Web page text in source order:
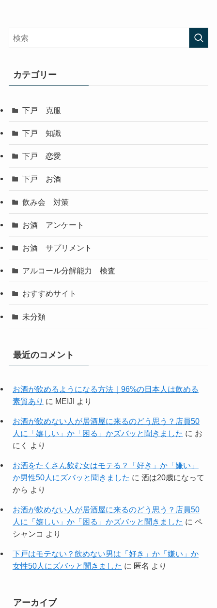
カテゴリー
下戸 克服
下戸 知識
下戸 恋愛
下戸 お酒
飲み会 対策
お酒 アンケート
お酒 サプリメント
アルコール分解能力 検査
おすすめサイト
未分類
最近のコメント
お酒が飲めるようになる方法｜96%の日本人は飲める
素質あり に MEIJI より
お酒が飲めない人が居酒屋に来るのどう思う？店員50
人に「嬉しい」か「困る」かズバッと聞きました に お
にく
より
お酒をたくさん飲む女はモテる？「好き」か「嫌い」
か男性50人にズバッと聞きました に 酒は20歳になって
から より
お酒が飲めない人が居酒屋に来るのどう思う？店員50
人に「嬉しい」か「困る」かズバッと聞きました に ペ
シャンコ より
下戸はモテない？飲めない男は「好き」か「嫌い」か
女性50人にズバッと聞きました に 匿名 より
アーカイブ